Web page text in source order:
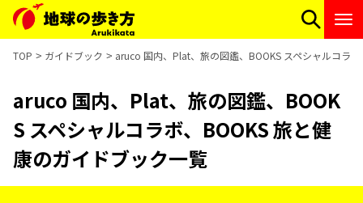
TOP ガイドブック aruco 国内、Plat、旅の図鑑、BOOKS スペシャルコラ
aruco 国内、Plat、旅の図鑑、BOOK
S スペシャルコラボ、BOOKS 旅と健
康のガイドブック一覧